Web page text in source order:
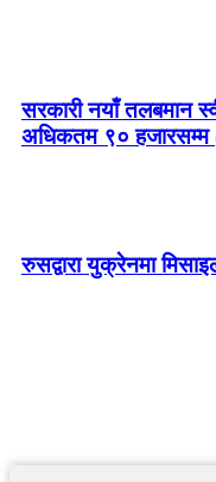
सरकारी नयाँ तलबमान
अधिकतम ९० हजारसम्म
रुसद्वारा युक्रेनमा